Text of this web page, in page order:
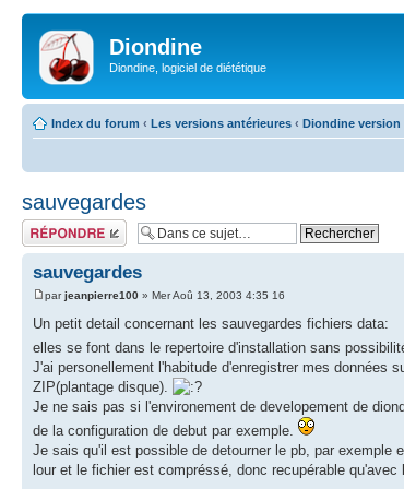
Diondine
Diondine, logiciel de diététique
Index du forum ‹ Les versions antérieures ‹ Diondine version
sauvegardes
Répondre
sauvegardes
parjeanpierre100 » Mer Aoû 13, 2003 4:35 16
Un petit detail concernant les sauvegardes fichiers data:
elles se font dans le repertoire d'installation sans
J'ai personellement l'habitude d'enregistrer mes données
ZIP(plantage disque).
Je ne sais pas si l'environement de developement de
de la configuration de debut par exemple.
Je sais qu'il est possible de detourner le pb, par exemple
lour et le fichier est compréssé, donc recupérable qu'avec